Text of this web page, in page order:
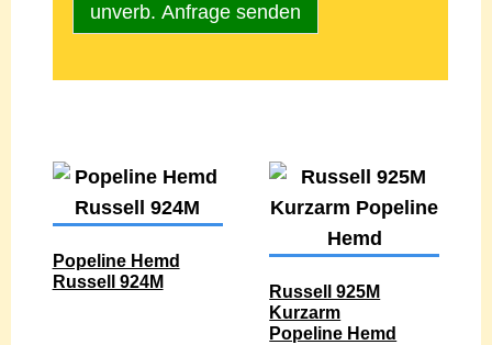
unverb. Anfrage senden
Popeline Hemd
Russell 924M
Russell 925M
Kurzarm
Popeline Hemd